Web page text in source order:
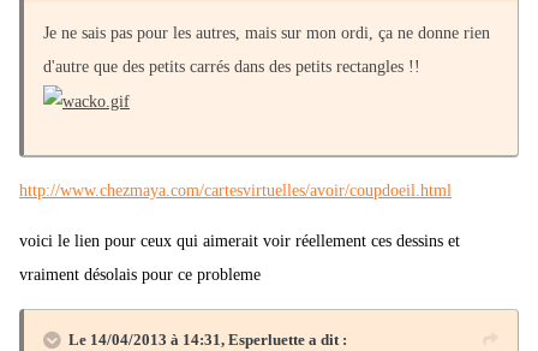
Je ne sais pas pour les autres, mais sur mon ordi, ça ne donne rien
d'autre que des petits carrés dans des petits rectangles !!
http://www.chezmaya.com/cartesvirtuelles/avoir/coupdoeil.html
voici le lien pour ceux qui aimerait voir réellement ces dessins et
vraiment désolais pour ce probleme
Le 14/04/2013 à 14:31, Esperluette a dit :